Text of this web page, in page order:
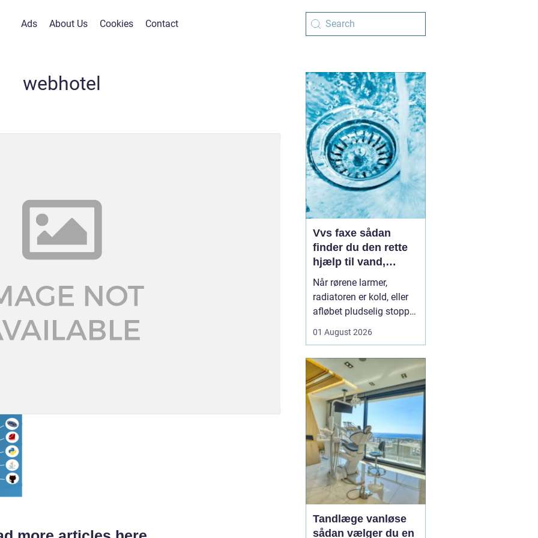
Ads About Us Cookies Contact
webhotel
Vvs faxe sådan
finder du den rette
hjælp til vand,
varme og sanitet
Når rørene larmer,
radiatoren er kold, eller
afløbet pludselig stopper
hvor vigtig en
er i hverdagen. I Faxe og
omegn spiller de lokale
VVS-installatører en
central rolle for både
boligejere og virks...
01 August 2026
Tandlæge vanløse
sådan vælger du en